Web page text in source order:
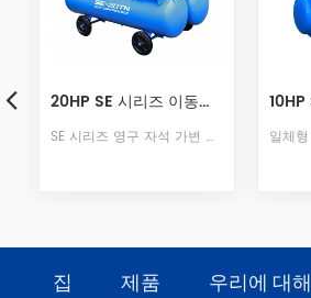
집 제품 우리에 대해